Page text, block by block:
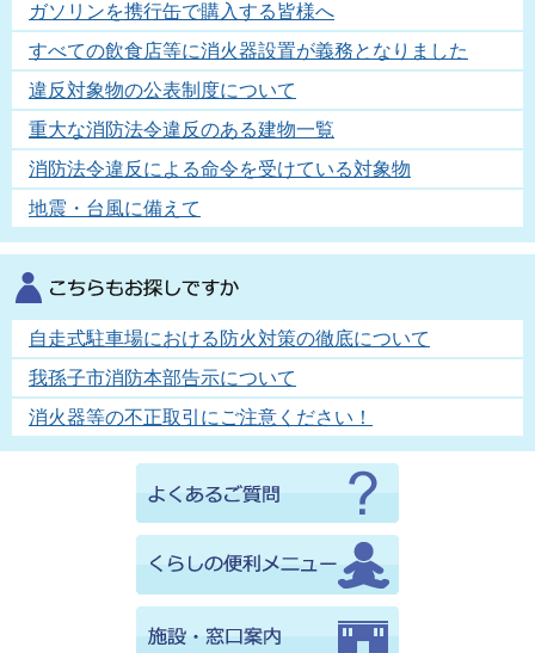
ガソリンを携行缶で購入する皆様へ
すべての飲食店等に消火器設置が義務となりました
違反対象物の公表制度について
重大な消防法令違反のある建物一覧
消防法令違反による命令を受けている対象物
地震・台風に備えて
自走式駐車場における防火対策の徹底について
我孫子市消防本部告示について
消火器等の不正取引にご注意ください！